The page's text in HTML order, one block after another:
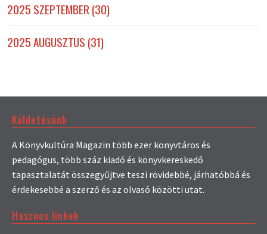
2025 SZEPTEMBER (30)
2025 AUGUSZTUS (31)
Küldetésünk
A Könyvkultúra Magazin több ezer könyvtáros és
pedagógus, több száz kiadó és könyvkereskedő
tapasztalatát összegyűjtve teszi rövidebbé, járhatóbbá és
érdekesebbé a szerző és az olvasó közötti utat.
Hasznos linkek